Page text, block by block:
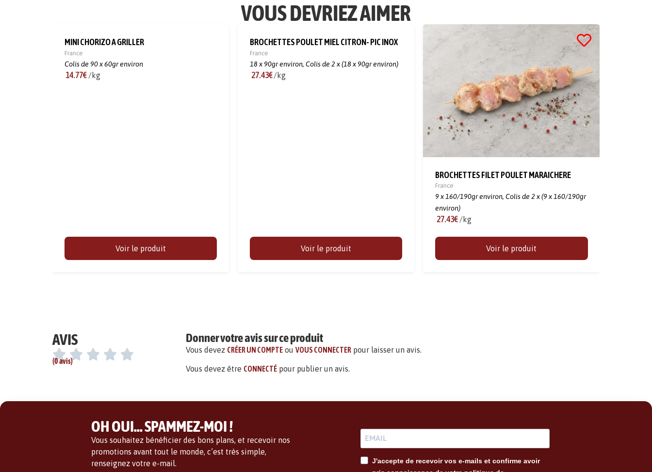
VOUS DEVRIEZ AIMER
MINI CHORIZO A GRILLER
France
Colis de 90 x 60gr environ
14.77€ /kg
Voir le produit
BROCHETTES POULET MIEL CITRON- PIC INOX
France
18 x 90gr environ, Colis de 2 x (18 x 90gr environ)
27.43€/kg
Voir le produit
BROCHETTES FILET POULET MARAICHERE
France
9 x 160/190gr environ, Colis de 2 x (9 x 160/190gr
environ)
27.43€ /kg
Voir le produit
AVIS
(0 avis)
Donner votre avis sur ce produit
Vous devez CRÉER UN COMPTEou VOUS CONNECTERpour laisser un avis.
Vous devez être CONNECTÉpour publier un avis.
OH OUI... SPAMMEZ-MOI !
Vous souhaitez bénéficier des bons plans, et recevoir nos
promotions avant tout le monde, c’est très simple,
renseignez votre e-mail.
J'accepte de recevoir vos e-mails et confirme avoir